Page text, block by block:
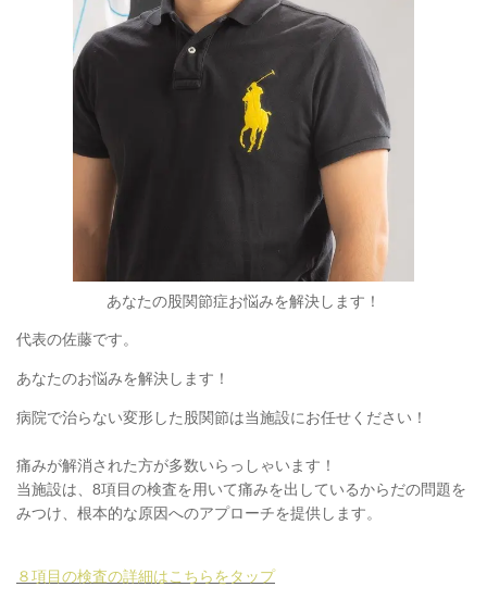
あなたの股関節症お悩みを解決します！​
代表の佐藤です。
あなたのお悩みを解決します！​
病院で治らない変形した股関節は当施設にお任せください！
痛みが解消された方が多数いらっしゃいます！
当施設は、8項目の検査を用いて痛みを出しているからだの問題を
みつけ、根本的な原因へのアプローチを提供します。
８項目の検査の詳細はこちらをタップ